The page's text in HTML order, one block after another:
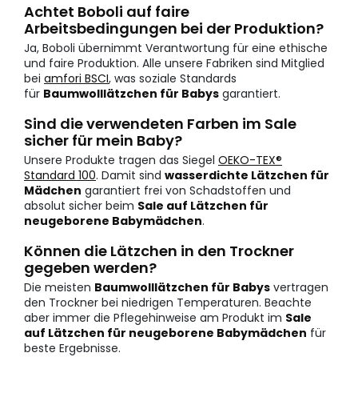
Achtet Boboli auf faire
Arbeitsbedingungen bei der Produktion?
Ja, Boboli übernimmt Verantwortung für eine ethische
und faire Produktion. Alle unsere Fabriken sind Mitglied
bei amfori BSCI, was soziale Standards
für Baumwolllätzchen für Babys garantiert.
Sind die verwendeten Farben im Sale
sicher für mein Baby?
Unsere Produkte tragen das Siegel OEKO-TEX®
Standard 100. Damit sind wasserdichte Lätzchen für
Mädchen garantiert frei von Schadstoffen und
absolut sicher beim Sale auf Lätzchen für
neugeborene Babymädchen.
Können die Lätzchen in den Trockner
gegeben werden?
Die meisten Baumwolllätzchen für Babys vertragen
den Trockner bei niedrigen Temperaturen. Beachte
aber immer die Pflegehinweise am Produkt im Sale
auf Lätzchen für neugeborene Babymädchen für
beste Ergebnisse.